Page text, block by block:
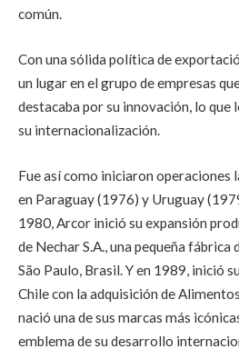
común.
Con una sólida política de
un lugar en el grupo de empresas
destacaba por su innovación, lo que
su internacionalización.
Fue así como iniciaron operaciones
en Paraguay (1976) y Uruguay
1980, Arcor inició su expansión
de Nechar S.A., una pequeña fábrica
São Paulo, Brasil. Y en 1989, inició
Chile con la adquisición de
nació una de sus marcas más
emblema de su desarrollo